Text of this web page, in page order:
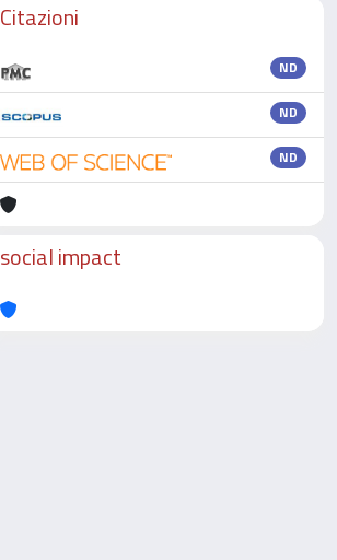
Citazioni
ND
ND
ND
social impact